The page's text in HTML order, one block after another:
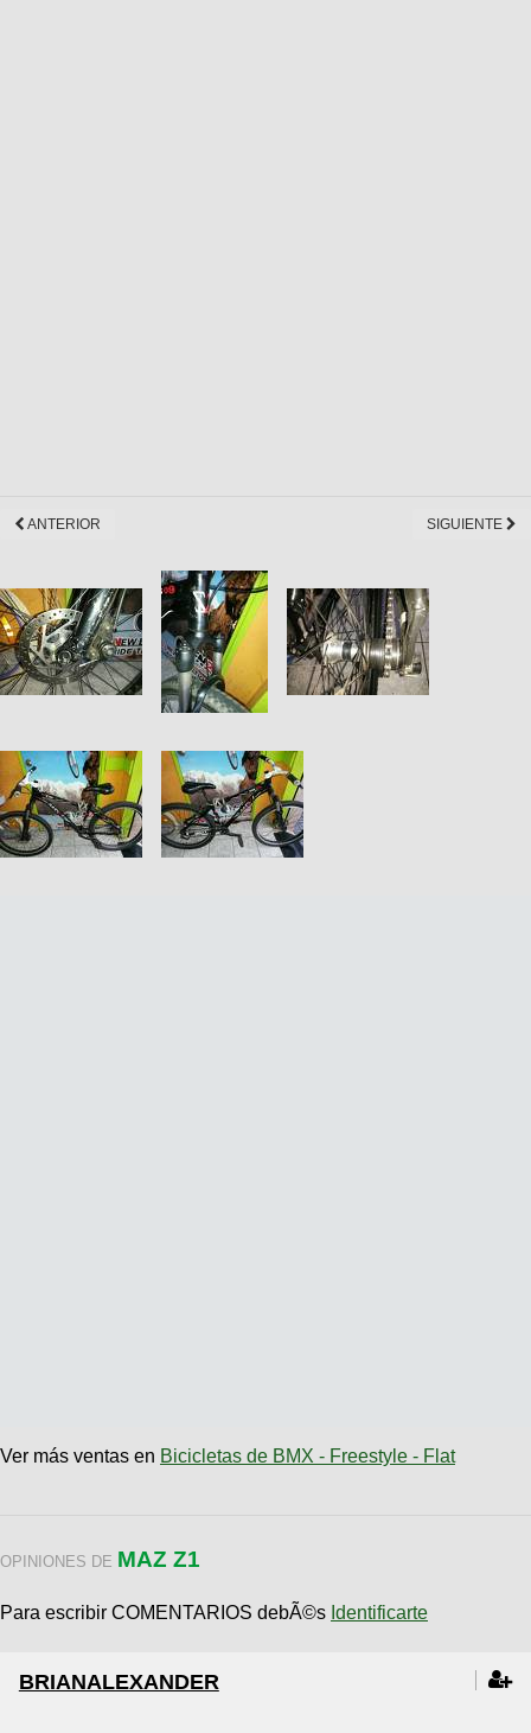
ANTERIOR SIGUIENTE
Ver más ventas en Bicicletas de BMX - Freestyle - Flat
OPINIONES DE MAZ Z1
Para escribir COMENTARIOS debÃ©s Identificarte
BRIANALEXANDER